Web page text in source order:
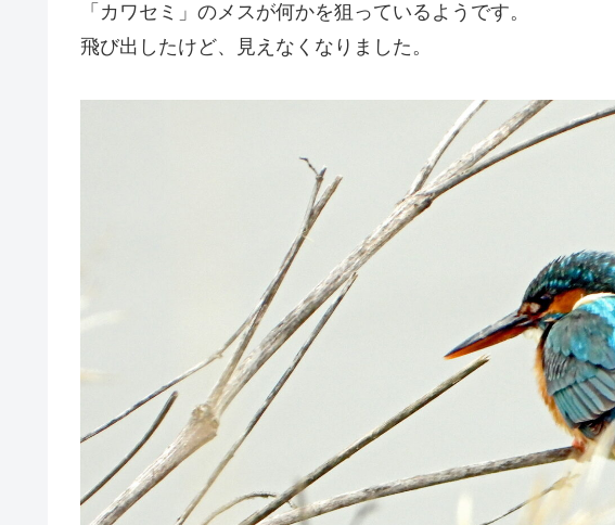
「カワセミ」のメスが何かを狙っているようです。
飛び出したけど、見えなくなりました。